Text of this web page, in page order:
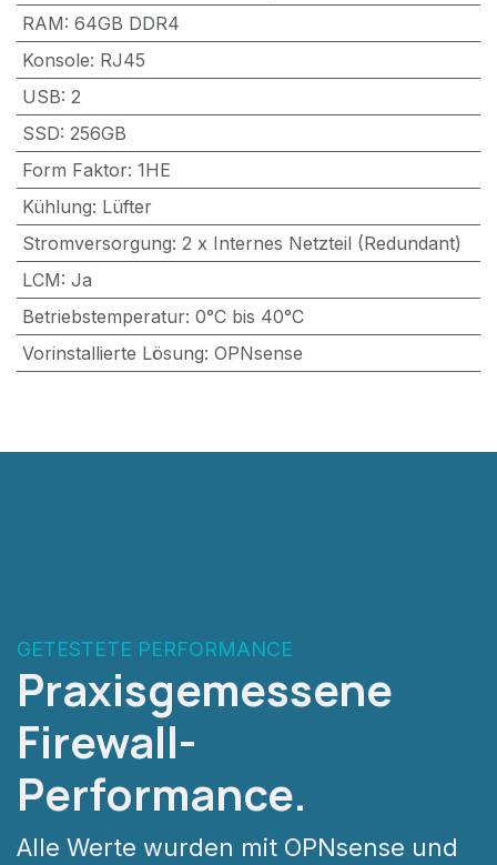
RAM: 64GB DDR4
Konsole: RJ45
USB: 2
SSD: 256GB
Form Faktor: 1HE
Kühlung: Lüfter
Stromversorgung: 2 x Internes Netzteil (Redundant)
LCM: Ja
Betriebstemperatur: 0°C bis 40°C
Vorinstallierte Lösung: OPNsense
GETESTETE PERFORMANCE
Praxisgemessene
Firewall-
Performance.
Alle Werte wurden mit OPNsense und